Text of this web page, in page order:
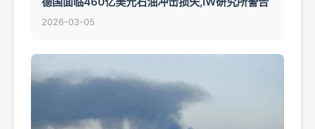
2026-03-05